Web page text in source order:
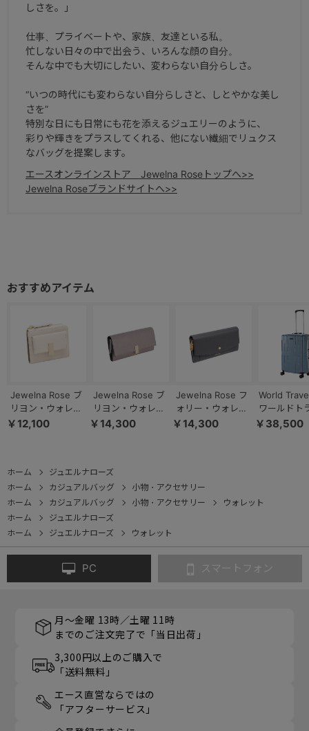
しさを。」
仕事、プライベートや、家族、友達といる私。
忙しない日々の中で出会う、いろんな顔の自分。
そんな中でも大切にしたい、変わらない自分らしさ。
“いつの時代にも変わらない自分らしさと、しとやかな美し
さを”
特別な日にも日常にも花を添えるジュエリーのように、
彩りや輝きをプラスしてくれる、他にない繊細でリュクス
なバッグを提案します。
エースオンラインストア Jewelna Roseトップへ>>
Jewelna Roseブランドサイトへ>>
Jewelna Rose ブ
リヨン・ウォレッ
ト 本革 二つ折り
￥12,100
Jewelna Rose ブ
リヨン・ウォレッ
ト 本革 長財布
￥14,300
Jewelna Rose フ
ォリー・ウォレッ
ト 本革 長財布
￥14,300
World
ワールドト
ー サグレス
￥38,500
ホーム
ジュエルナローズ
ホーム
カジュアルバッグ
小物・アクセサリー
ホーム
カジュアルバッグ 小物・アクセサリー
ウォレット
ホーム
ジュエルナローズ
ホーム
ジュエルナローズ ウォレット
PC スマートフォン
月～金曜 13時／土曜 11時
までのご注文完了で「当日出荷」
3,300円以上のご購入で
「送料無料」
エース直営ならではの
「アフターサービス」